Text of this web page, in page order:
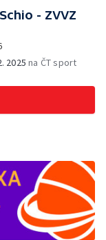
- ZVVZ
2025 na ČT sport